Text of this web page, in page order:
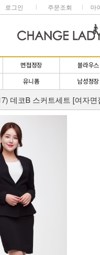
로그인 주문조회 마
면접정장 블라우스
유니폼 남성정장
데코B 스커트세트 [여자